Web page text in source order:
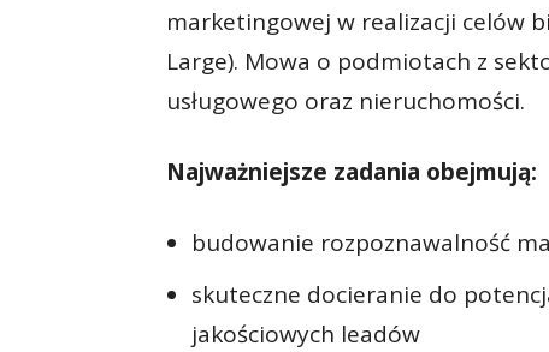
marketingowej w realizacji celów
Large). Mowa o podmiotach z
usługowego oraz nieruchomości.
Najważniejsze zadania obejmują:
budowanie rozpoznawalność
skuteczne docieranie do
jakościowych leadów